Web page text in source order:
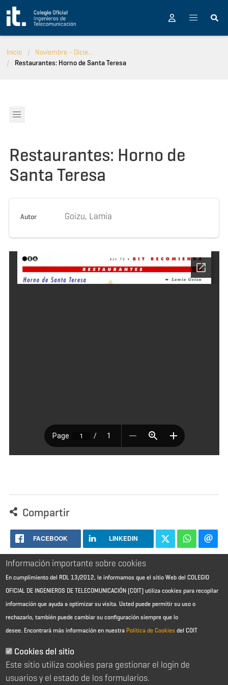
Pasar al contenido principal
Inicio
Noviembre - Dicie...
Restaurantes: Horno de Santa Teresa
Restaurantes: Horno de
Santa Teresa
Autor Goizu, Lamia
Compartir
FACEBOOK LINKEDIN
Aviso Legal - Información general
Política de cookies
Política de reembolso
Sitemap
Información importante sobre cookies
En cumplimiento del RDL 13/2012, le informamos que el sitio Web del COLEGIO
OFICIAL DE INGENIEROS DE TELECOMUNICACIÓN (COIT) utiliza cookies para recopilar
información que ayuda a optimizar su visita. Usted puede permitir su uso o
rechazarlo, también puede cambiar su configuración siempre que lo
desee. Encontrará más información en nuestra Política de Cookies del COIT
Cookies del sitio
Este sitio utiliza cookies para gestionar el login de
usuarios y el estado de los formularios.